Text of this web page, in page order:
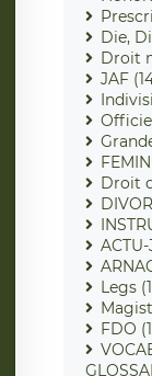
Die,
Droit
JAF
Droit
Legs
FDO